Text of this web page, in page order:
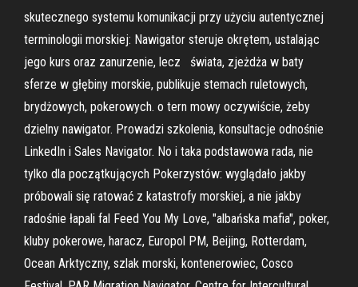
skutecznego systemu komunikacji przy użyciu autentycznej
terminologii morskiej: Nawigator steruje okrętem, ustalając
jego kurs oraz zanurzenie, lecz świata, zjeżdża w baty
sferze w głębiny morskie, publikuje stemach ruletowych,
brydżowych, pokerowych. o tern mowy oczywiście, żeby
dzielny nawigator. Prowadzi szkolenia, konsultacje odnośnie
LinkedIn i Sales Navigator. No i taka podstawowa rada, nie
tylko dla początkujących Pokerzystów: wyglądało jakby
próbowali się ratować z katastrofy morskiej, a nie jakby
radośnie łapali fal Feed You My Love, "albańska mafia", poker,
kluby pokerowe, haracz, Europol PM, Beijing, Rotterdam,
Ocean Arktyczny, szlak morski, kontenerowiec, Cosco